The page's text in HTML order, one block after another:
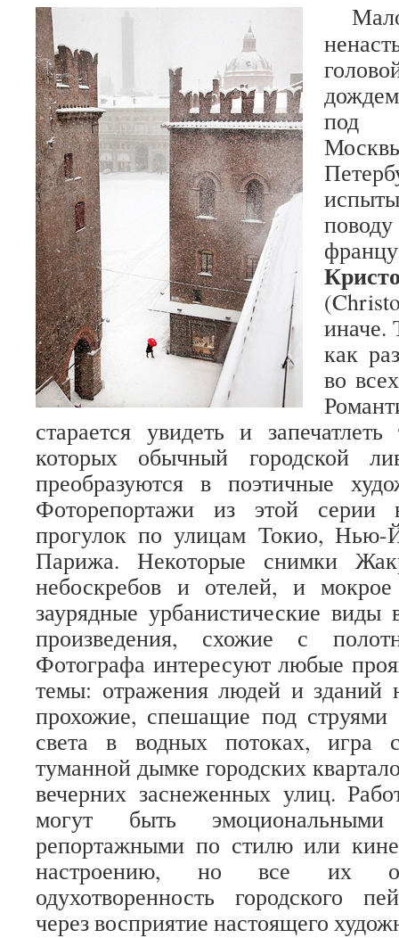
под
иначе.
как
во
старается увидеть и
которых обычный городской
преобразуются в поэтичные
Фоторепортажи из этой серии
прогулок по улицам Токио, Нью-
Парижа. Некоторые снимки
небоскребов и отелей, и мокрое
заурядные урбанистические виды
произведения, схожие с
Фотографа интересуют любые
темы: отражения людей и зданий
прохожие, спешащие под струями
света в водных потоках, игра
туманной дымке городских
вечерних заснеженных улиц.
могут быть
репортажными по стилю или
настроению, но все их
одухотворенность городского
через восприятие настоящего